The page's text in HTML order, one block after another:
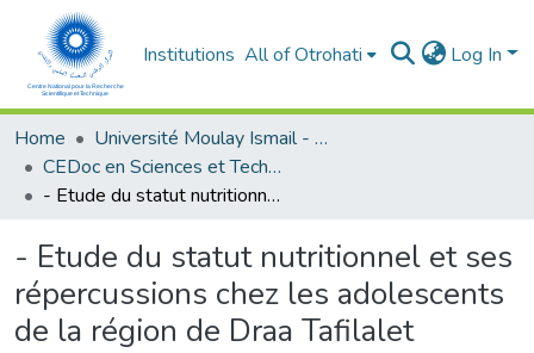
Institutions All of Otrohati Log In
Home
Université Moulay Ismail - Meknès
CEDoc en Sciences et Techniques et Sciences Médicales (CED - STSM)
- Etude du statut nutritionnel et ses répercussions chez les adolescents de la région de Draa Tafilalet
- Etude du statut nutritionnel et ses
répercussions chez les adolescents
de la région de Draa Tafilalet